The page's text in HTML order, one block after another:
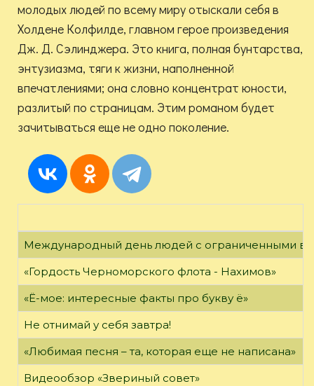
молодых людей по всему миру отыскали себя в
Холдене Колфилде, главном герое произведения
Дж. Д. Сэлинджера. Это книга, полная бунтарства,
энтузиазма, тяги к жизни, наполненной
впечатлениями; она словно концентрат юности,
разлитый по страницам. Этим романом будет
зачитываться еще не одно поколение.
Международный день людей с ограниченными
«Гордость Черноморского флота - Нахимов»
«Ё-мое: интересные факты про букву ё»
Не отнимай у себя завтра!
«Любимая песня – та, которая еще не написана»
Видеообзор «Звериный совет»